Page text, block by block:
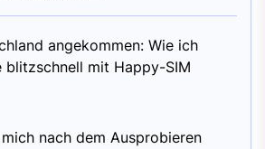
angekommen: Wie ich
blitzschnell mit Happy-SIM
nach dem Ausprobieren